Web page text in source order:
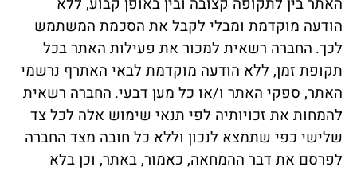
הודעה מוקדמת ומבלי לקבל את הסכמת המשתמש
לכך. החברה רשאית למכור את פעילות האתר בכל
תקופת זמן, ללא הודעה מוקדמת לבאי האתרף נרשמי
האתר, ספקי האתר ו/או כל מען דבעי. החברה רשאית
להמחות את זכויותיה לפי תנאי שימוש אלה לכל צד
שלישי כפי שתמצא לנכון וללא כל חובה מצד החברה
לפרסם את דבר ההמחאה, כאמור, באתר, וכן בלא